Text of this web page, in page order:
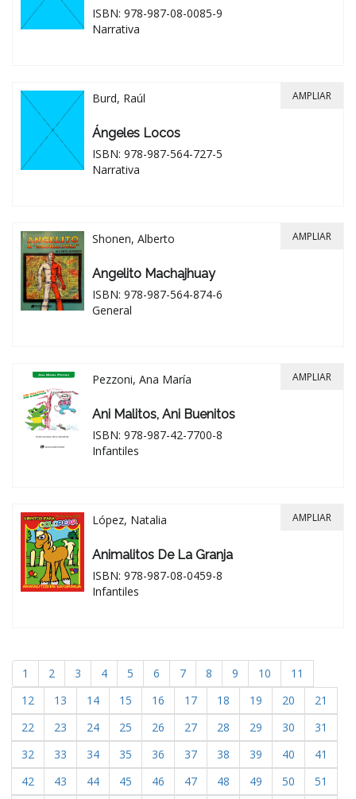
ISBN: 978-987-08-0085-9
Narrativa
Burd, Raúl
Ángeles Locos
ISBN: 978-987-564-727-5
Narrativa
AMPLIAR
Shonen, Alberto
Angelito Machajhuay
ISBN: 978-987-564-874-6
General
AMPLIAR
Pezzoni, Ana María
Ani Malitos, Ani Buenitos
ISBN: 978-987-42-7700-8
Infantiles
AMPLIAR
López, Natalia
Animalitos De La Granja
ISBN: 978-987-08-0459-8
Infantiles
AMPLIAR
1 2 3 4 5 6 7 8 9 10
11
12
13 14 15 16 17 18 19 20
21
22
23 24 25 26 27 28 29 30
31
32
33 34 35 36 37 38 39 40
41
42
43 44 45 46 47 48 49 50
51